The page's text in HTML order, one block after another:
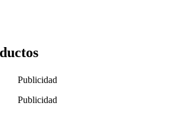
Publicidad
Publicidad